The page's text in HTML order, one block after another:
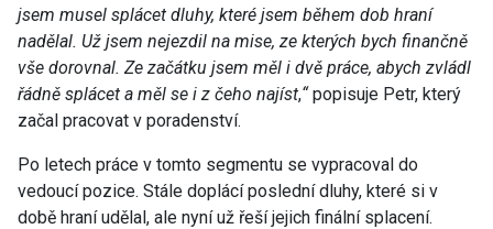
jsem musel splácet dluhy, které jsem během dob hraní
nadělal. Už jsem nejezdil na mise, ze kterých bych finančně
vše dorovnal. Ze začátku jsem měl i dvě práce, abych zvládl
řádně splácet a měl se i z čeho najíst,“popisuje Petr, který
začal pracovat v poradenství.
Po letech práce v tomto segmentu se vypracoval do
vedoucí pozice. Stále doplácí poslední dluhy, které si v
době hraní udělal, ale nyní už řeší jejich finální splacení.